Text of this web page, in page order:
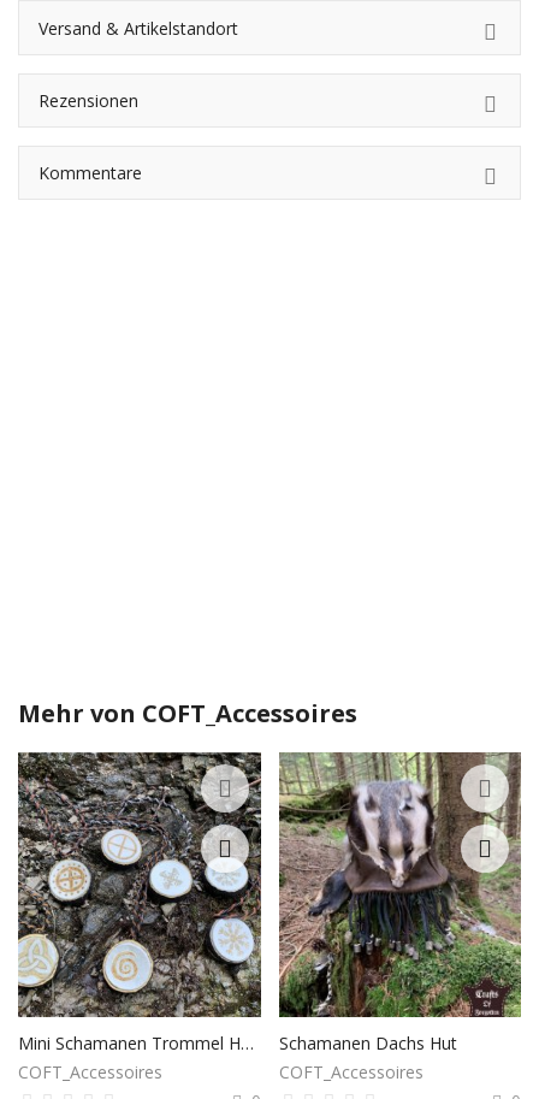
Versand & Artikelstandort
Rezensionen
Kommentare
Mehr von COFT_Accessoires
Mini Schamanen Trommel Halskette
COFT_Accessoires
Schamanen Dachs Hut
COFT_Accessoires